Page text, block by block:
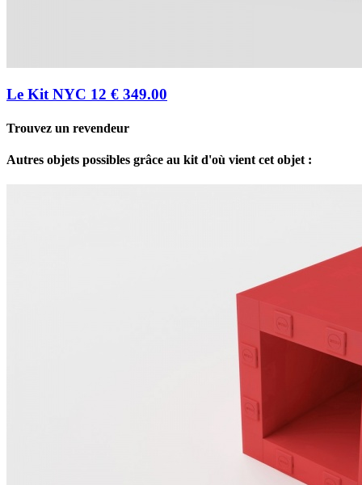
Le Kit NYC 12 € 349.00
Trouvez un revendeur
Autres objets possibles grâce au kit d'où vient cet objet :